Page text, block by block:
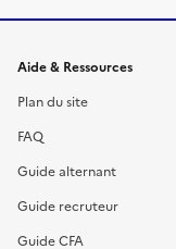
Aide & Ressources
Plan du site
FAQ
Guide alternant
Guide recruteur
Guide CFA